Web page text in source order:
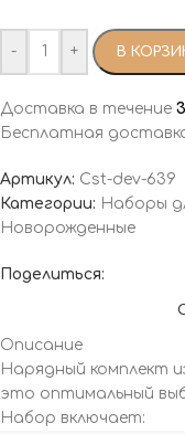
- + В
Доставка в течение
Бесплатная
Артикул: Cst-dev-639
Категории: Наборы
Новорожденные
Поделиться:
Описание
Нарядный комплект
это оптимальный
Набор включает: